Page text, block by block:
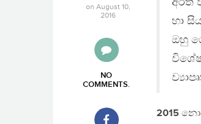
on August 10,
2016
NO
COMMENTS.
හා
ඔහු
2015